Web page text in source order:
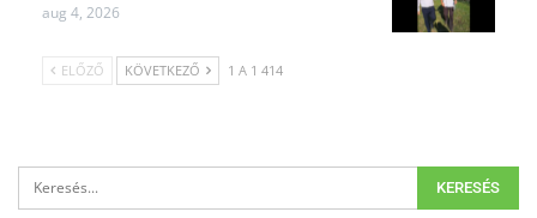
aug 4, 2026
ELŐZŐ KÖVETKEZŐ 1 A 1 414